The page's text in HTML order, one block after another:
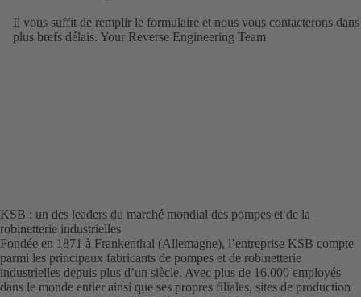
Il vous suffit de remplir le formulaire et nous vous contacterons dans
plus brefs délais. Your Reverse Engineering Team
KSB : un des leaders du marché mondial des pompes et de la
robinetterie industrielles
Fondée en 1871 à Frankenthal (Allemagne), l’entreprise KSB compte
parmi les principaux fabricants de pompes et de robinetterie
industrielles depuis plus d’un siècle. Avec plus de 16.000 employés
dans le monde entier ainsi que ses propres filiales, sites de production